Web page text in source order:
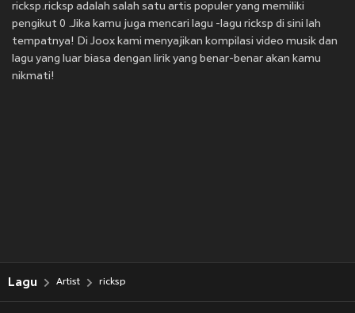
ricksp.ricksp adalah salah satu artis populer yang memiliki
pengikut 0 .Jika kamu juga mencari lagu -lagu ricksp di sini lah
tempatnya! Di Joox kami menyajikan kompilasi video musik dan
lagu yang luar biasa dengan lirik yang benar-benar akan kamu
nikmati!
Lagu Artist ricksp